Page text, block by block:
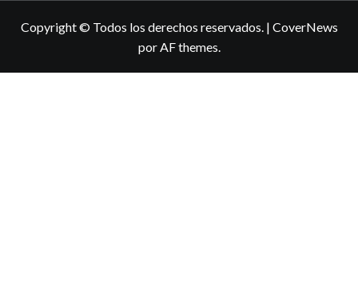
Copyright © Todos los derechos reservados. | CoverNews
por AF themes.